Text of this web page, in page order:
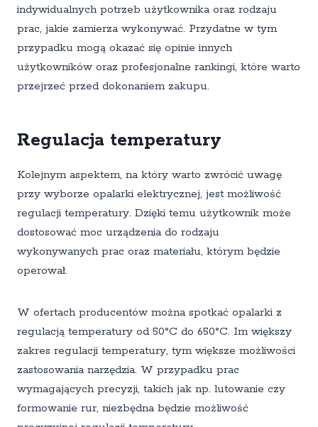
indywidualnych potrzeb użytkownika oraz rodzaju
prac, jakie zamierza wykonywać. Przydatne w tym
przypadku mogą okazać się opinie innych
użytkowników oraz profesjonalne rankingi, które warto
przejrzeć przed dokonaniem zakupu.
Regulacja temperatury
Kolejnym aspektem, na który warto zwrócić uwagę
przy wyborze opalarki elektrycznej, jest możliwość
regulacji temperatury. Dzięki temu użytkownik może
dostosować moc urządzenia do rodzaju
wykonywanych prac oraz materiału, którym będzie
operował.
W ofertach producentów można spotkać opalarki z
regulacją temperatury od 50°C do 650°C. Im większy
zakres regulacji temperatury, tym większe możliwości
zastosowania narzędzia. W przypadku prac
wymagających precyzji, takich jak np. lutowanie czy
formowanie rur, niezbędna będzie możliwość